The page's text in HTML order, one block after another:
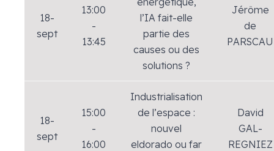
18-
sept
13:00
-
13:45
l’IA fait-elle
partie des
causes ou des
solutions ?
Jérôme
de
PARSCAU
18-
sept
15:00
-
16:00
Industrialisation
de l’espace :
nouvel
eldorado ou far
David
GAL-
REGNIEZ